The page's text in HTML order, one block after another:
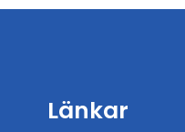
Länkar